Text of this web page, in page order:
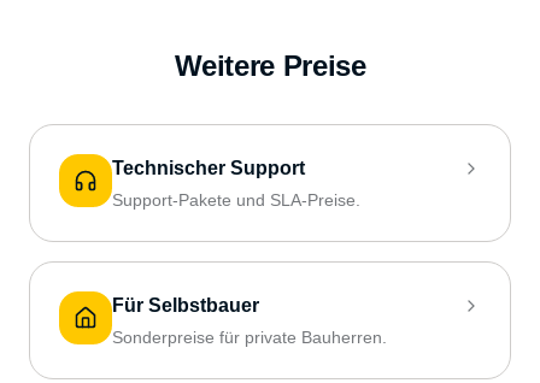
Weitere Preise
Technischer Support
Support-Pakete und SLA-Preise.
Für Selbstbauer
Sonderpreise für private Bauherren.